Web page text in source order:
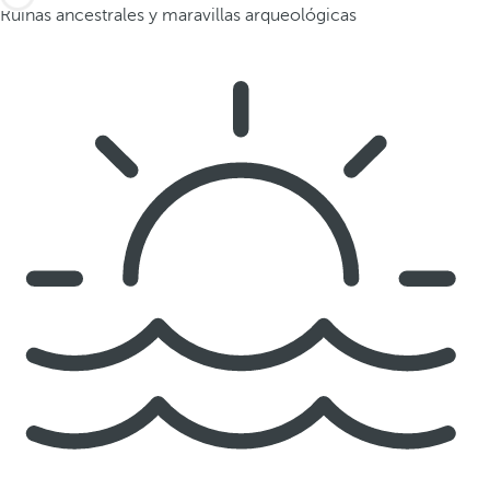
Ruinas ancestrales y maravillas arqueológicas